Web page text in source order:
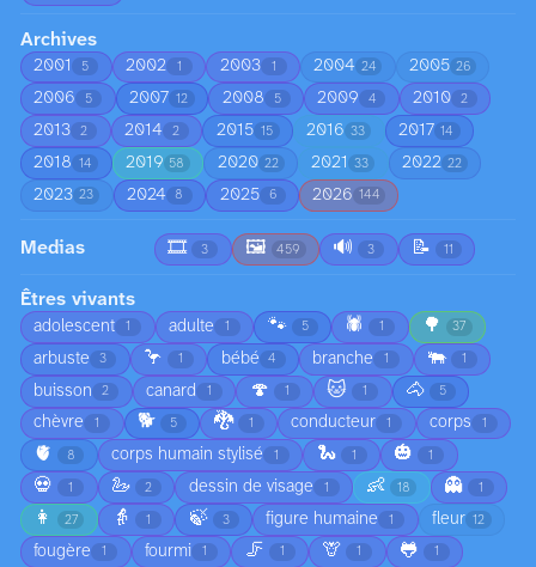
Archives
2001 5 2002 1 2003 1 2004 24 2005 26
2006 5 2007 12 2008 5 2009 4 2010 2
2013 2 2014 2 2015 15 2016 33 2017 14
2018 14 2019 58 2020 22 2021 33 2022 22
2023 23 2024 8 2025 6 2026 144
Medias 🎞️ 3 🖼️ 459 🔊 3 📝 11
Êtres vivants
adolescent 1 adulte 1 🐾 5 🕷️ 1 🌳 37
arbuste 3 🦩 1 bébé 4 branche 1 🐃 1
buisson 2 canard 1 🍄 1 🐱 1 🐴 5
chèvre 1 🐕 5 🐉 1 conducteur 1 corps 1
🫀 8 corps humain stylisé 1 🐍 1 🎃 1
💀 1 🦢 2 dessin de visage 1 👶 18 👻 1
👩 27 👵 1 🍃 3 figure humaine 1 fleur 12
fougère 1 fourmi 1 🦵 1 🦒 1 🐸 1